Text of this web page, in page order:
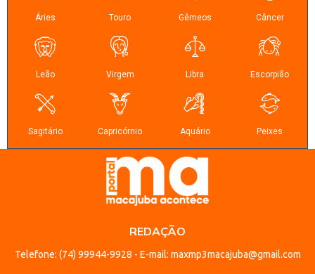
REDAÇÃO
Telefone: (74) 99944-9928 - E-mail: maxmp3macajuba@gmail.com